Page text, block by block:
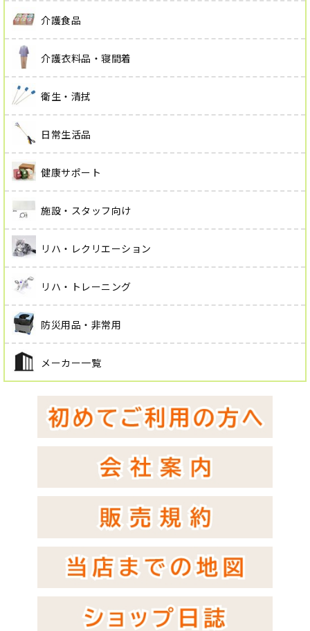
介護食品
介護衣料品・寝間着
衛生・清拭
日常生活品
健康サポート
施設・スタッフ向け
リハ・レクリエーション
リハ・トレーニング
防災用品・非常用
メーカー一覧